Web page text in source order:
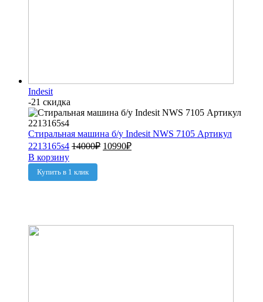
Indesit
-21 скидка
Стиральная машина б/у Indesit NWS 7105 Артикул
2213165s4 14000₽ 10990₽
В корзину
Купить в 1 клик